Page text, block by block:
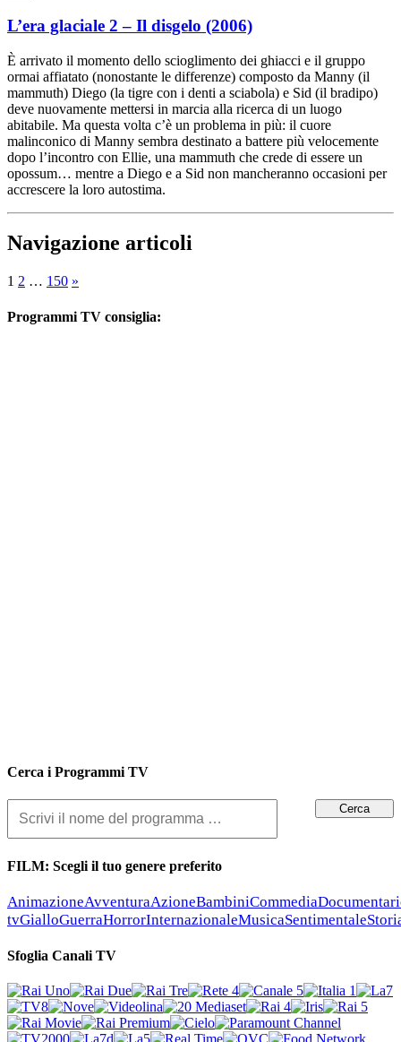
L’era glaciale 2 – Il disgelo (2006)
È arrivato il momento dello scioglimento dei ghiacci e il gruppo
ormai affiatato (nonostante le differenze) composto da Manny (il
mammuth) Diego (la tigre con i denti a sciabola) e Sid (il bradipo)
deve nuovamente mettersi in marcia alla ricerca di un luogo
abitabile. Ma questa volta c’è un problema in più: il cuore
malinconico di Manny sembra destinato a battere più velocemente
dopo l’incontro con Ellie, una mammuth che crede di essere un
opossum… mentre a Diego e a Sid non mancheranno occasioni per
accrescere la loro autostima.
Navigazione articoli
1 2 … 150 »
Programmi TV consiglia:
Cerca i Programmi TV
FILM: Scegli il tuo genere preferito
AnimazioneAvventuraAzioneBambiniCommedia
tvGialloGuerraHorrorInternazionaleMusicaSentimentale
Sfoglia Canali TV